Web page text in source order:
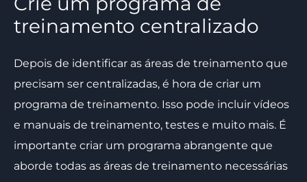
treinamento centralizado
Depois de identificar as áreas de treinamento que
precisam ser centralizadas, é hora de criar um
programa de treinamento. Isso pode incluir vídeos
e manuais de treinamento, testes e muito mais. É
importante criar um programa abrangente que
aborde todas as áreas de treinamento necessárias